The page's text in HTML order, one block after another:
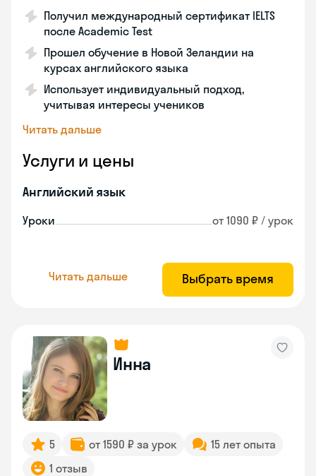
Получил международный сертификат IELTS
после Academic Test
Прошел обучение в Новой Зеландии на
курсах английского языка
Использует индивидуальный подход,
учитывая интересы учеников
Читать дальше
Услуги и цены
Английский язык
Уроки от 1090 ₽ / урок
Читать дальше Выбрать время
Инна
5 от 1590 ₽ за урок
15 лет опыта
1 отзыв